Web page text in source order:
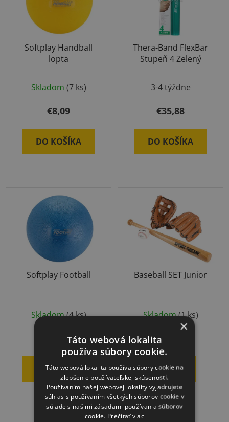
Softplay Handball
lopta
Skladom (7 ks)
€8,09
DO KOŠÍKA
Thera-Band FlexBar
Stupeň 4 Zelený
hodnotenie
produktu
5,0
z
3-4 týždne
€35,88
DO KOŠÍKA
Softplay Football
Skladom(4 ks)
€9,13
DO KOŠÍKA
Baseball SET Junior
Skladom(1 ks)
€48,18
DETAIL
×
Táto webová lokalita
používa súbory cookie.
Táto webová lokalita používa súbory cookie na
zlepšenie používateľskej skúsenosti.
Používaním našej webovej lokality vyjadrujete
súhlas s používaním všetkých súborov cookie v
súlade s našimi zásadami používania súborov
cookie. Prečítať viac